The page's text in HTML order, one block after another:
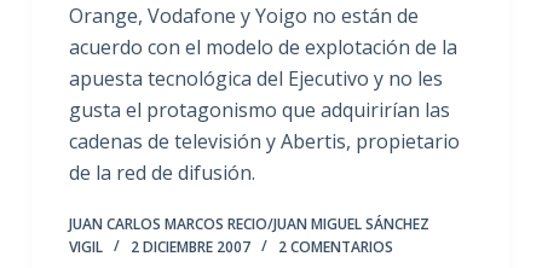
Orange, Vodafone y Yoigo no están de
acuerdo con el modelo de explotación de la
apuesta tecnológica del Ejecutivo y no les
gusta el protagonismo que adquirirían las
cadenas de televisión y Abertis, propietario
de la red de difusión.
JUAN CARLOS MARCOS RECIO/JUAN MIGUEL SÁNCHEZ
VIGIL
2 DICIEMBRE 2007 2 COMENTARIOS